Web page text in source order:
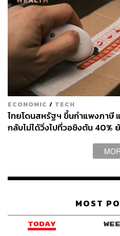
ECONOMIC / TECH
ไทยโดนสหรัฐฯ ขึ้นกำแพงภาษี
กลับไม่ได้วิ่งไปที่วอชิงตัน 40%
MOST
TODAY